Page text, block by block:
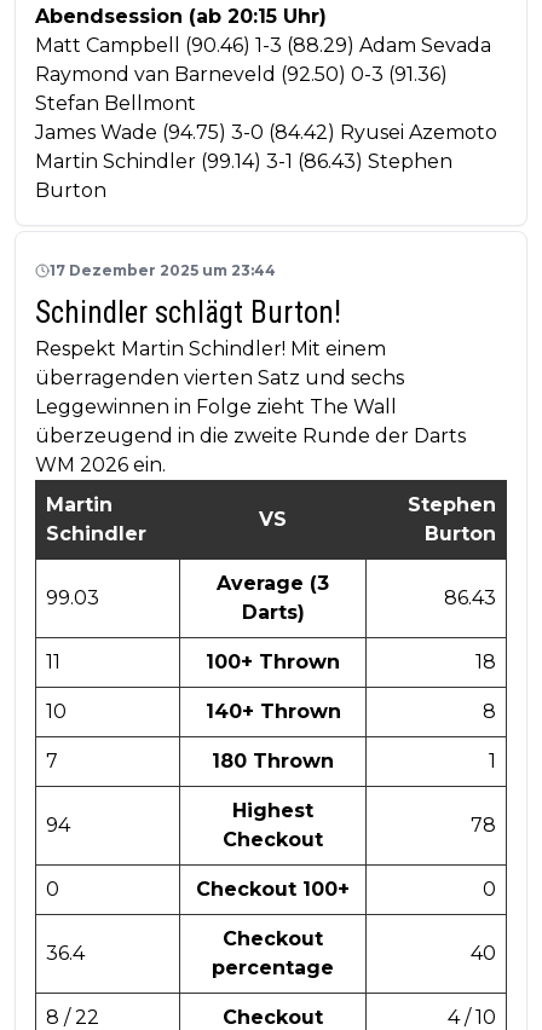
Abendsession (ab 20:15 Uhr)
Matt Campbell (90.46) 1-3 (88.29) Adam Sevada
Raymond van Barneveld (92.50) 0-3 (91.36)
Stefan Bellmont
James Wade (94.75) 3-0 (84.42) Ryusei Azemoto
Martin Schindler (99.14) 3-1 (86.43) Stephen
Burton
17 Dezember 2025 um 23:44
Schindler schlägt Burton!
Respekt Martin Schindler! Mit einem
überragenden vierten Satz und sechs
Leggewinnen in Folge zieht The Wall
überzeugend in die zweite Runde der Darts
WM 2026 ein.
Martin
Schindler
VS
Stephen
Burton
99.03
Average (3
Darts)
86.43
11 100+ Thrown 18
10 140+ Thrown 8
7 180 Thrown 1
94
Highest
Checkout
78
0 Checkout 100+ 0
36.4
Checkout
percentage
40
8 / 22 Checkout 4 / 10